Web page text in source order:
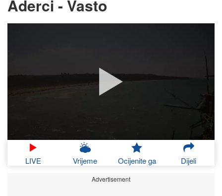
Aderci - Vasto
LIVE Vrijeme Ocijenite ga Dijeli
Advertisement